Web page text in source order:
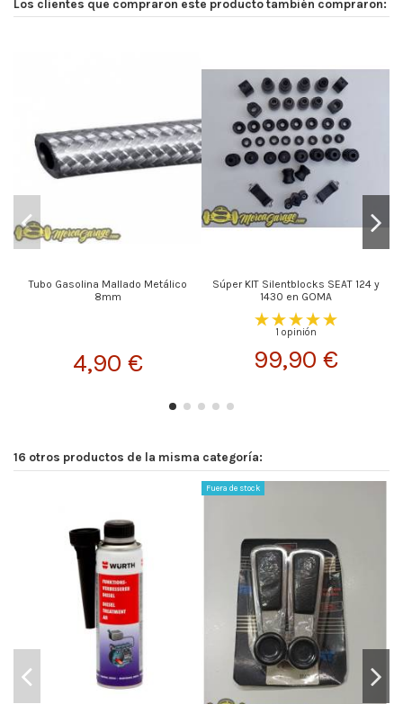
Los clientes que compraron este producto también compraron:
Tubo Gasolina Mallado Metálico
8mm
4,90 €
Súper KIT Silentblocks SEAT 124 y
1430 en GOMA
1 opinión
99,90 €
16 otros productos de la misma categoría:
Fuera de stock